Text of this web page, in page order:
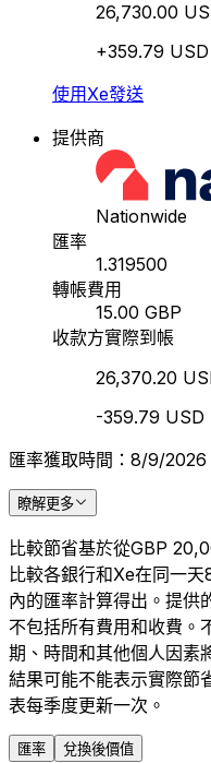
26,730.00
+359.79 USD
使用Xe發送
提供商
Nationwide
匯率
1.319500
轉帳費用
15.00 GBP
收款方實際到帳
26,370.20
-359.79 USD
匯率獲取時間：8/9/2026
瞭解更多
比較節省基於從GBP
比較各銀行和Xe在同一
內的匯率計算得出。提供
不包括所有費用和收費。
期、時間和其他個人因素
結果可能不能表示實際節
表每季度更新一次。
匯率 兌換後價值